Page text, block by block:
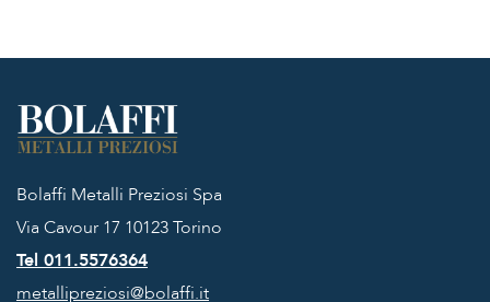
Bolaffi Metalli Preziosi Spa
Via Cavour 17 10123 Torino
Tel 011.5576364
metallipreziosi@bolaffi.it